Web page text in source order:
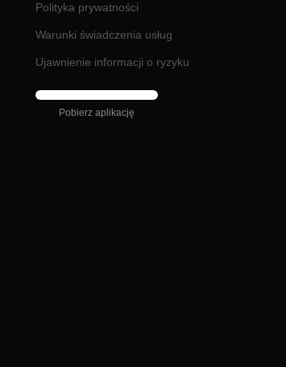
Polityka prywatności
Warunki świadczenia usług
Ujawnienie informacji o ryzyku
Pobierz aplikację